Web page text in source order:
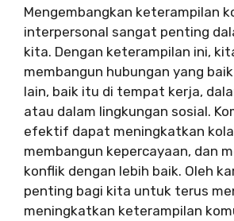
Mengembangkan keterampilan
interpersonal sangat penting
kita. Dengan keterampilan ini,
membangun hubungan yang
lain, baik itu di tempat kerja,
atau dalam lingkungan sosial.
efektif dapat meningkatkan
membangun kepercayaan, dan
konflik dengan lebih baik. Oleh
penting bagi kita untuk terus
meningkatkan keterampilan